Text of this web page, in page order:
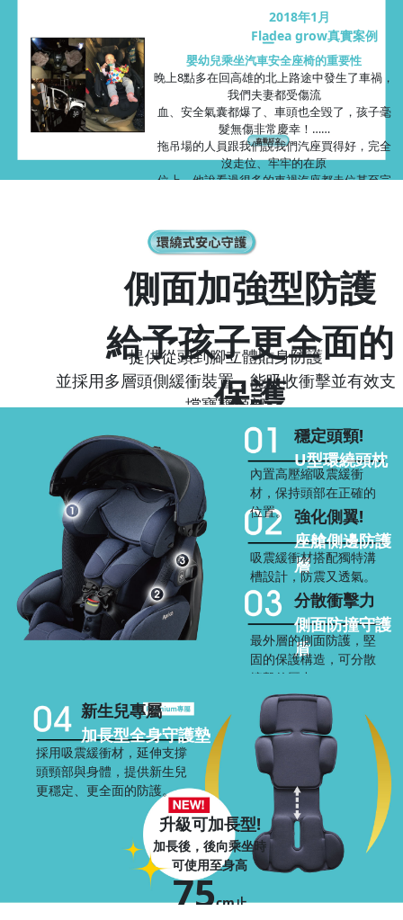
2018年1月
Fladea grow真實案例
嬰幼兒乘坐汽車安全座椅的重要性
晚上8點多在回高雄的北上路途中發生了車禍，
我們夫妻都受傷流
血、安全氣囊都爆了、車頭也全毀了，孩子毫
髮無傷非常慶幸！……
拖吊場的人員跟我們說我們汽座買得好，完全
沒走位、牢牢的在原
位上，他說看過很多的車禍汽座都走位甚至完
側面加強型防護
給予孩子更全面的
保護
提供從頭到腳立體貼身防護
並採用多層頭側緩衝裝置，能吸收衝擊並有效支
撐寶寶頭部
穩定頭頸!
U型環繞頭枕
內置高壓縮吸震緩衝
材，保持頭部在正確的
位置。
強化側翼!
座艙側邊防護
層
吸震緩衝材搭配獨特溝
槽設計，防震又透氣。
分散衝擊力
側面防撞守護
盾
最外層的側面防護，堅
固的保護構造，可分散
撞擊的壓力。
新生兒專屬
加長型全身守護墊
採用吸震緩衝材，延伸支撐
頭頸部與身體，提供新生兒
更穩定、更全面的防護。
升級可加長型!
加長後，後向乘坐時
可使用至身高
75cm止